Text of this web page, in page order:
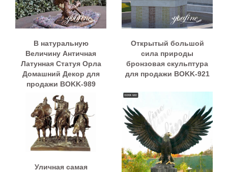
В натуральную
Величину Античная
Латунная Статуя Орла
Домашний Декор для
продажи BOKK-989
Открытый большой
сила природы
бронзовая скульптура
для продажи BOKK-921
Уличная самая